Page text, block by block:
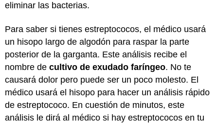
eliminar las bacterias.
Para saber si tienes estreptococos, el médico usará
un hisopo largo de algodón para raspar la parte
posterior de la garganta. Este análisis recibe el
nombre de cultivo de exudado faríngeo. No te
causará dolor pero puede ser un poco molesto. El
médico usará el hisopo para hacer un análisis rápido
de estreptococo. En cuestión de minutos, este
análisis le dirá al médico si hay estreptococos en tu